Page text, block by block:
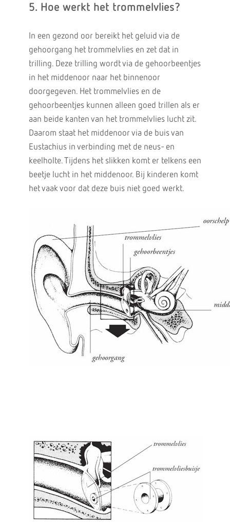
5. Hoe werkt het trommelvlies?
In een gezond oor bereikt het geluid via de
gehoorgang het trommelvlies en zet dat in
trilling. Deze trilling wordt via de gehoorbeentjes
in het middenoor naar het binnenoor
doorgegeven. Het trommelvlies en de
gehoorbeentjes kunnen alleen goed trillen als er
aan beide kanten van het trommelvlies lucht zit.
Daarom staat het middenoor via de buis van
Eustachius in verbinding met de neus- en
keelholte. Tijdens het slikken komt er telkens een
beetje lucht in het middenoor. Bij kinderen komt
het vaak voor dat deze buis niet goed werkt.